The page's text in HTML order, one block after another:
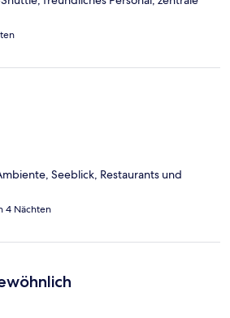
Seeblick, Restaurants und
4 Nächten